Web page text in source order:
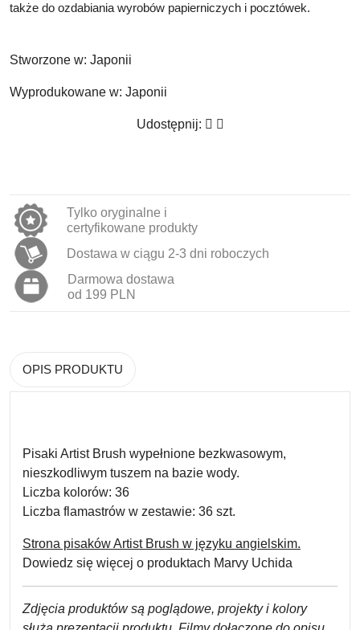
także do ozdabiania wyrobów papierniczych i pocztówek.
Stworzone w: Japonii
Wyprodukowane w: Japonii
Udostępnij:
Tylko oryginalne i
certyfikowane produkty
Dostawa w ciągu 2-3 dni roboczych
Darmowa dostawa
od 199 PLN
OPIS PRODUKTU
Pisaki Artist Brush wypełnione bezkwasowym,
nieszkodliwym tuszem na bazie wody.
Liczba kolorów: 36
Liczba flamastrów w zestawie: 36 szt.
Strona pisaków Artist Brush w języku angielskim.
Dowiedz się więcej o produktach Marvy Uchida
Zdjęcia produktów są poglądowe, projekty i kolory